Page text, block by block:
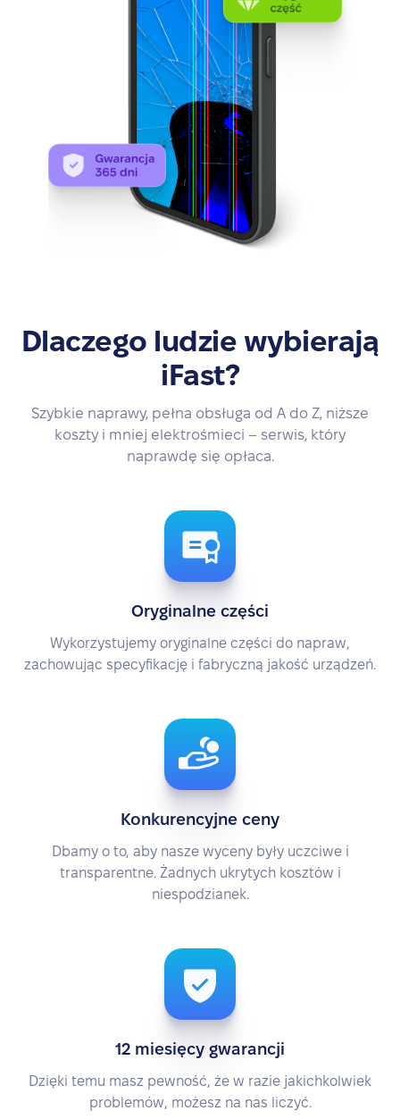
Dlaczego ludzie wybierają
iFast?
Szybkie naprawy, pełna obsługa od A do Z, niższe
koszty i mniej elektrośmieci – serwis, który
naprawdę się opłaca.
Oryginalne części
Wykorzystujemy oryginalne części do napraw,
zachowując specyfikację i fabryczną jakość urządzeń.
Konkurencyjne ceny
Dbamy o to, aby nasze wyceny były uczciwe i
transparentne. Żadnych ukrytych kosztów i
niespodzianek.
12 miesięcy gwarancji
Dzięki temu masz pewność, że w razie jakichkolwiek
problemów, możesz na nas liczyć.